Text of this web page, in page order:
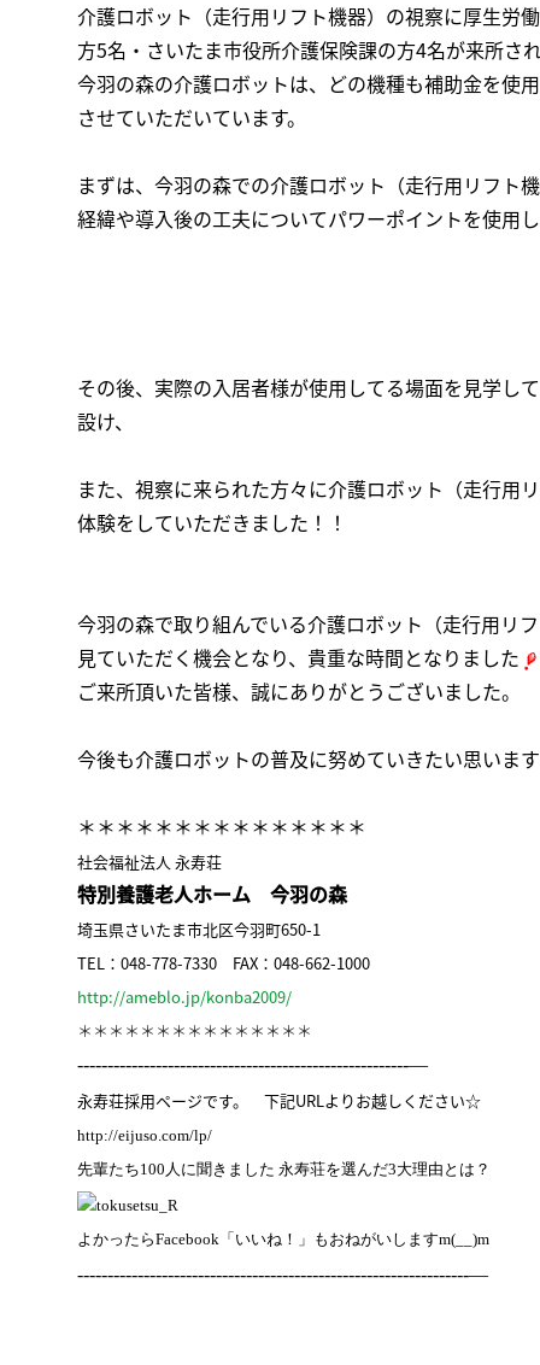
介護ロボット（走行用リフト機器）の視察に厚生労
方5名・さいたま市役所介護保険課の方4名が来所さ
今羽の森の介護ロボットは、どの機種も補助金を使用
させていただいています。
まずは、今羽の森での介護ロボット（走行用リフト
経緯や導入後の工夫についてパワーポイントを使用
その後、実際の入居者様が使用してる場面を見学し
設け、
また、視察に来られた方々に介護ロボット（走行用
体験をしていただきました！！
今羽の森で取り組んでいる介護ロボット（走行用リ
見ていただく機会となり、貴重な時間となりました
ご来所頂いた皆様、誠にありがとうございました。
今後も介護ロボットの普及に努めていきたい思います
＊＊＊＊＊＊＊＊＊＊＊＊＊＊＊
社会福祉法人 永寿荘
特別養護老人ホーム 今羽の森
埼玉県さいたま市北区今羽町650-1
TEL：048-778-7330 FAX：048-662-1000
http://ameblo.jp/konba2009/
＊＊＊＊＊＊＊＊＊＊＊＊＊＊＊
-------------------------------------------------------—
永寿荘採用ページです。 下記URLよりお越しください☆
http://eijuso.com/lp/
先輩たち100人に聞きました 永寿荘を選んだ3大理由とは？
よかったらFacebook「いいね！」 もおねがいしますm(__)m
-----------------------------------------------------------------—